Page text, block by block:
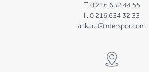
T. 0 216 632 44 55
F. 0 216 634 32 33
ankara@interspor.com